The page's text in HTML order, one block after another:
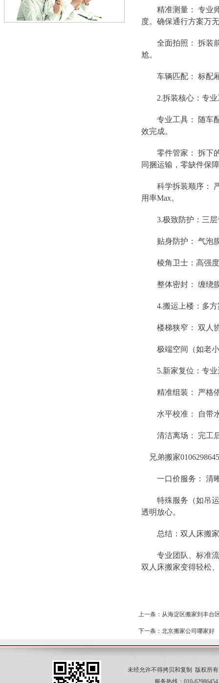
精准测量： 专业师
度。确保通行方案万
全面拍照： 拆装前
尬。
车辆匹配： 标配厢
2.拆装核心：专业
专业工具： 随车配
效完成。
零件管家： 拆下的
同捆运输，零缺件保
科学拆装顺序： 严
用率Max。
3.极致防护：三层
贴身防护： 气泡膜
棱角卫士：高强度
整体密封： 缠绕膜
4.搬运上楼：多方
楼梯狭窄： 双人协
极端空间（如老小
5.新家复位：专业
精准组装： 严格依
水平校准： 自带水
清洁离场： 完工后
兄弟搬家
一口价服务： 清晰
特殊服务（如吊运
透明放心。
总结：双人床搬家
专业团队、标准流
双人床搬家变得轻松
上一条：从海淀区搬家到丰台
下一条：北京搬家公司哪家好
未经允许不得拷贝和复制 版权所
服务热线：010-